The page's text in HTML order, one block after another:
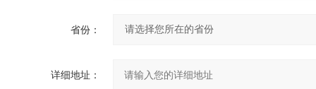
省份：
详细地址：